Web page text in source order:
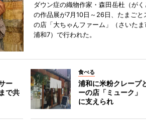
ダウン症の織物作家・森田岳杜（がく
の作品展が7月10日～26日、たまごと
の店「大ちゃんファーム」（さいたま
浦和7）で行われた。
ー
で共
食べる
浦和に米粉クレープ
ーの店「ミューク
に支えられ